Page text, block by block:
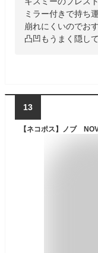
ミラー付きで持ち
崩れにくいのでお
凸凹もうまく隠し
13